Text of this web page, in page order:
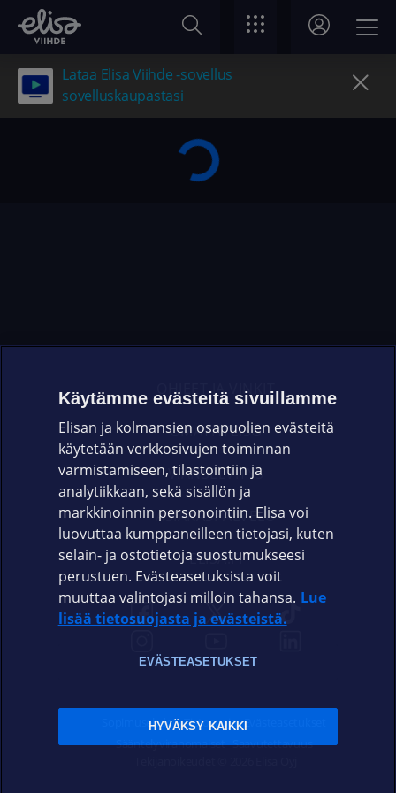
Lataa Elisa Viihde -sovellus
sovelluskaupastasi
OHJEET JA VINKIT
OMAYHTEISÖ
VIANSELVITYS
ASIAKASPALVELU
ELISA.FI
Sopimusehdot Tietosuoja Evästeasetukset
Sääntelyviranomaiset Saavutettavuus
Käytämme evästeitä sivuillamme
Elisan ja kolmansien osapuolien evästeitä
käytetään verkkosivujen toiminnan
varmistamiseen, tilastointiin ja
analytiikkaan, sekä sisällön ja
markkinoinnin personointiin. Elisa voi
luovuttaa kumppaneilleen tietojasi, kuten
selain- ja ostotietoja suostumukseesi
perustuen. Evästeasetuksista voit
muuttaa valintojasi milloin tahansa. Lue
lisää tietosuojasta ja evästeistä.
EVÄSTEASETUKSET
HYVÄKSY KAIKKI